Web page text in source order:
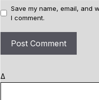
s
i
e
Save my name, email, and
I comment.
Δ